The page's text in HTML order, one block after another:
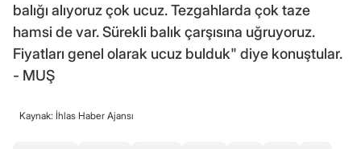
balığı alıyoruz çok ucuz. Tezgahlarda çok taze
hamsi de var. Sürekli balık çarşısına uğruyoruz.
Fiyatları genel olarak ucuz bulduk" diye konuştular.
- MUŞ
Kaynak: İhlas Haber Ajansı